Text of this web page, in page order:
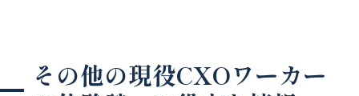
その他の現役CXOワーカー